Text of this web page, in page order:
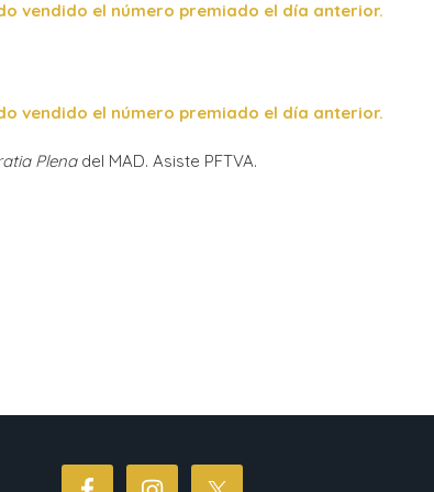
vendido el número premiado el día anterior.
vendido el número premiado el día anterior.
Plenadel MAD. Asiste PFTVA.